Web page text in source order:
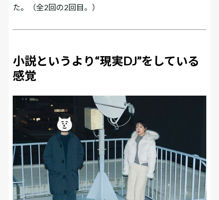
た。（全2回の2回目。）
小説というより“現実DJ”をしている
感覚